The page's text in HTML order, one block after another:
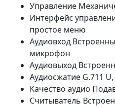
Управление
Интерфейс
простое меню
Аудиовход
микрофон
Аудиовыход
Аудиосжатие G.711
Качество аудио
Считыватель